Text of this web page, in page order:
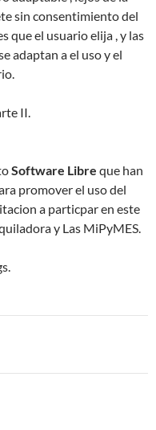
sin consentimiento del
que el usuario elija , y las
adaptan a el uso y el
II.
Software Libre que han
promover el uso del
a particpar en este
y Las MiPyMES.